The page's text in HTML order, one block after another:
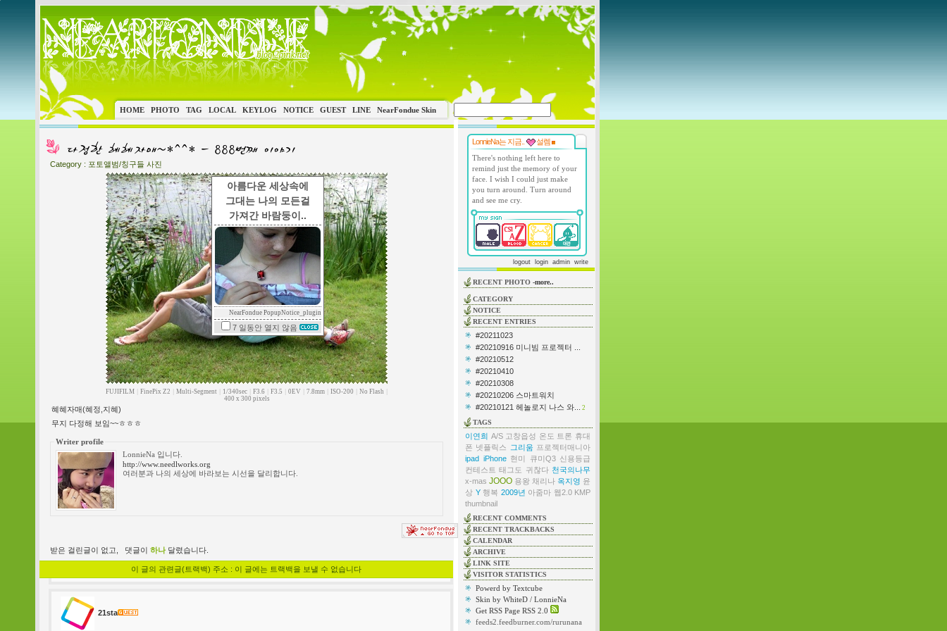
아름다운 세상속에
그대는 나의 모든걸
가져간 바람둥이..
NearFondue PopupNotice_plugin
7 일동안 열지 않음
HOME PHOTO TAG LOCAL KEYLOG NOTICE GUEST LINE NearFondue Skin
Category : 포토앨범/칭구들 사진
FUJIFILM FinePix Z2 Multi-Segment 1/340sec F3.6 F3.5 0EV 7.8mm ISO-200 No Flash
400 x 300 pixels
혜혜자매(혜정,지혜)
무지 다정해 보임~~ㅎㅎㅎ
Writer profile
LonnieNa 입니다.
http://www.needlworks.org
여러분과 나의 세상에 바라보는 시선을 달리합니다.
받은 걸린글이 없고, 댓글이 하나달렸습니다.
이 글의 관련글(트랙백) 주소 : 이 글에는 트랙백을 보낼 수 없습니다
21sta
LonnieNa는 지금..
설렘
There's nothing left here to
remind just the memory of your
face. I wish I could just make
you turn around. Turn around
and see me cry.
logout login admin write
RECENT PHOTO -more..
CATEGORY
NOTICE
RECENT ENTRIES
#20211023
#20210916 미니빔 프로젝터 ...
#20210512
#20210410
#20210308
#20210206 스마트워치
#20210121 헤놀로지 나스 와...
2
TAGS
이연희 A/S 고창읍성 온도 트론 휴대
폰 넷플릭스 그리움 프로젝터매니아
ipad iPhone 현미 큐미Q3 신용등급
컨테스트 태그도 귀찮다 천국의나무
x-mas JOOO 용왕 채리나 옥지영 윤
상 Y 행복 2009년 아줌마 웹2.0 KMP
thumbnail
RECENT COMMENTS
RECENT TRACKBACKS
CALENDAR
ARCHIVE
LINK SITE
VISITOR STATISTICS
Powerd by Textcube
Skin by WhiteD / LonnieNa
Get RSS Page RSS 2.0
feeds2.feedburner.com/rurunana